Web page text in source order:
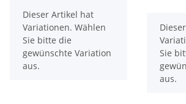
x
Dieser Artikel hat
Variationen. Wählen
Sie bitte die
gewünschte Variation
aus.
x
Sie
aus.